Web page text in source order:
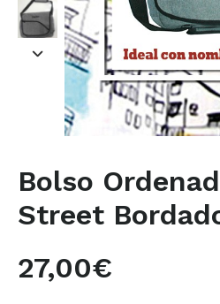
Bolso
Street
27,00€